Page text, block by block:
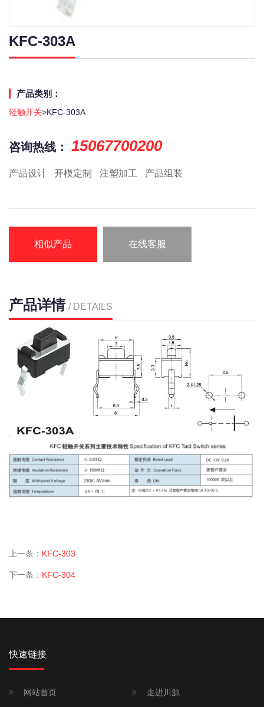
KFC-303A
产品类别：
轻触开关>KFC-303A
咨询热线： 15067700200
产品设计 开模定制 注塑加工 产品组装
相似产品 在线客服
产品详情 / DETAILS
上一条： KFC-303
下一条： KFC-304
快速链接
网站首页 走进川源